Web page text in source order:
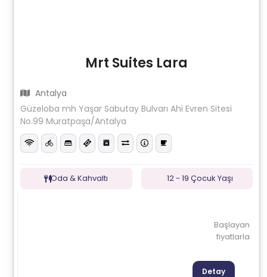
Mrt Suites Lara
Antalya
Güzeloba mh Yaşar Sabutay Bulvarı Ahi Evren Sitesi
No.99 Muratpaşa/Antalya
Oda & Kahvaltı 12 - 19 Çocuk Yaşı
Başlayan
fiyatlarla
Detay